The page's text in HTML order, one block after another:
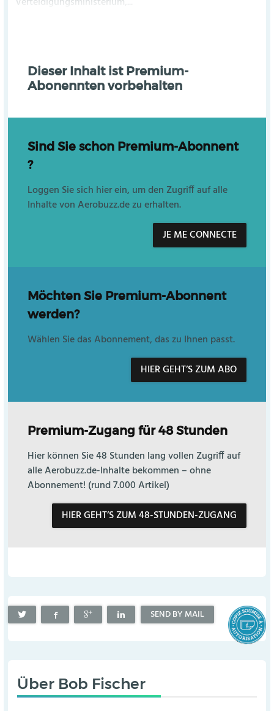
Dieser Inhalt ist Premium-
Abonennten vorbehalten
Sind Sie schon Premium-Abonnent
?
Loggen Sie sich hier ein, um den Zugriff auf alle
Inhalte von Aerobuzz.de zu erhalten.
JE ME CONNECTE
Möchten Sie Premium-Abonnent
werden?
Wählen Sie das Abonnement, das zu Ihnen passt.
HIER GEHT’S ZUM ABO
Premium-Zugang für 48 Stunden
Hier können Sie 48 Stunden lang vollen Zugriff auf
alle Aerobuzz.de-Inhalte bekommen – ohne
Abonnement! (rund 7.000 Artikel)
HIER GEHT’S ZUM 48-STUNDEN-ZUGANG
SEND BY MAIL
Über Bob Fischer